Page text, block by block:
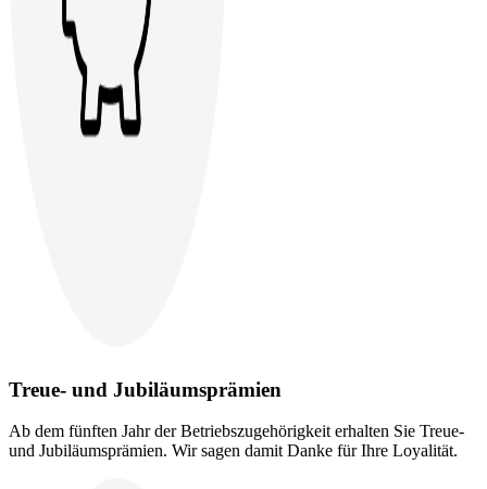
Treue- und Jubiläumsprämien
Ab dem fünften Jahr der Betriebszugehörigkeit erhalten Sie Treue-
und Jubiläumsprämien. Wir sagen damit Danke für Ihre Loyalität.